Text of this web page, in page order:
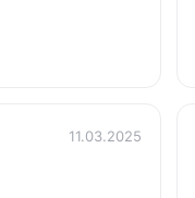
11.03.2025